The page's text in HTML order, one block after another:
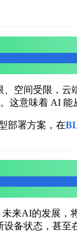
空间受限，
。这意味着 AI 能
部署方案，在
来AI的发展，
备状态，甚至